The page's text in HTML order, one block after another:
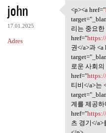
john
17.01.2025
Adres
<p><a
<p><a href="
리는 중요한
href="
권</a>과 <a
로운 사회
href="
티비</a>는
계를 제공하
href="
츠 경기</a>